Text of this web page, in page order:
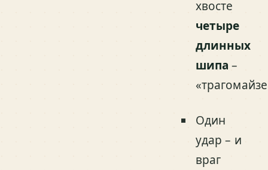
хвосте
четыре
длинных
шипа –
Один
удар – и
враг